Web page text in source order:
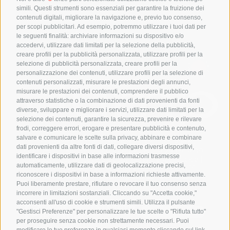
simili. Questi strumenti sono essenziali per garantire la fruizione dei
contenuti digitali, migliorare la navigazione e, previo tuo consenso,
per scopi pubblicitari. Ad esempio, potremmo utilizzare i tuoi dati per
le seguenti finalità: archiviare informazioni su dispositivo e/o
accedervi, utilizzare dati limitati per la selezione della pubblicità,
creare profili per la pubblicità personalizzata, utilizzare profili per la
selezione di pubblicità personalizzata, creare profili per la
personalizzazione dei contenuti, utilizzare profili per la selezione di
contenuti personalizzati, misurare le prestazioni degli annunci,
misurare le prestazioni dei contenuti, comprendere il pubblico
attraverso statistiche o la combinazione di dati provenienti da fonti
diverse, sviluppare e migliorare i servizi, utilizzare dati limitati per la
selezione dei contenuti, garantire la sicurezza, prevenire e rilevare
frodi, correggere errori, erogare e presentare pubblicità e contenuto,
salvare e comunicare le scelte sulla privacy, abbinare e combinare
dati provenienti da altre fonti di dati, collegare diversi dispositivi,
identificare i dispositivi in base alle informazioni trasmesse
automaticamente, utilizzare dati di geolocalizzazione precisi,
riconoscere i dispositivi in base a informazioni richieste attivamente.
Puoi liberamente prestare, rifiutare o revocare il tuo consenso senza
incorrere in limitazioni sostanziali. Cliccando su "Accetta cookie,"
acconsenti all'uso di cookie e strumenti simili. Utilizza il pulsante
"Gestisci Preferenze" per personalizzare le tue scelte o "Rifiuta tutto"
per proseguire senza cookie non strettamente necessari. Puoi
SAY HELLO
+39 0543 1796899
info@jumpgroup.it
THINK AHEAD THINK AHEAD
Copyright © 2024 Jump Group Srl – All Rights
Reserved | Cap. Soc. 10.000,00 €. P.I. 04293540409 |
Privacy Policy|Cookie Policy|Preferenze Cookie
Obbligo Trasparenza L. 124/2017|SA8000:2014
Politica ISO9001 |Segnalazioni Whistleblowing|
Responsabilità di comunicazione dei beneficiari 2021-
2027 |Politica di parità di genere